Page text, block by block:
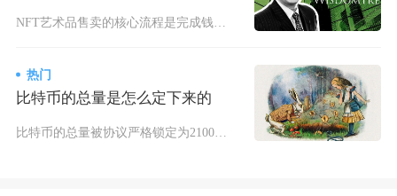
热门
比特币的总量是怎么定下来的
比特币的总量被协议严格锁定为2100万枚，这一数值并非人为随意设定，而是由代码规则、减半机